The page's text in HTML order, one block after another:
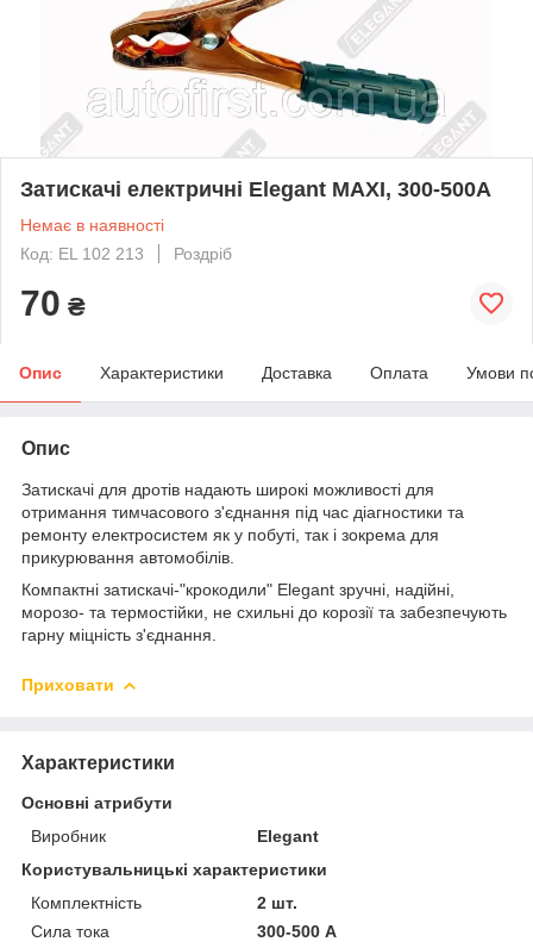
Затискачі електричні Elegant MAXI, 300-500А
Немає в наявності
Код: EL 102 213
Роздріб
70 ₴
Опис Характеристики Доставка Оплата Умови
Опис
Затискачі для дротів надають широкі можливості для
отримання тимчасового з'єднання під час діагностики та
ремонту електросистем як у побуті, так і зокрема для
прикурювання автомобілів.
Компактні затискачі-"крокодили" Elegant зручні, надійні,
морозо- та термостійки, не схильні до корозії та забезпечують
гарну міцність з'єднання.
Приховати
Характеристики
Основні атрибути
Виробник
Elegant
Користувальницькі характеристики
Комплектність
2 шт.
Сила тока
300-500 А